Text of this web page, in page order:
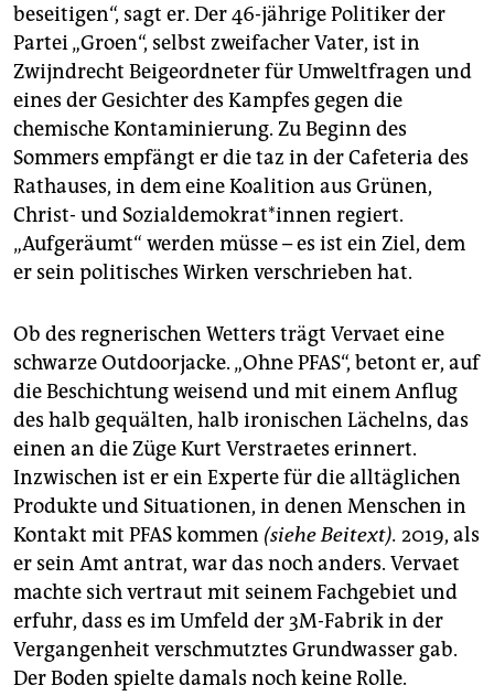
beseitigen“, sagt er. Der 46-jährige Politiker der
Partei „Groen“, selbst zweifacher Vater, ist in
Zwijndrecht Beigeordneter für Umweltfragen und
eines der Gesichter des Kampfes gegen die
chemische Kontaminierung. Zu Beginn des
Sommers empfängt er die taz in der Cafeteria des
Rathauses, in dem eine Koalition aus Grünen,
Christ- und So­zi­al­de­mo­kra­t*in­nen regiert.
„Aufgeräumt“ werden müsse – es ist ein Ziel, dem
er sein politisches Wirken verschrieben hat.
Ob des regnerischen Wetters trägt Vervaet eine
schwarze Outdoorjacke. „Ohne PFAS“, betont er, auf
die Beschichtung weisend und mit einem Anflug
des halb gequälten, halb ironischen Lächelns, das
einen an die Züge Kurt Verstraetes erinnert.
Inzwischen ist er ein Experte für die alltäglichen
Produkte und Situationen, in denen Menschen in
Kontakt mit PFAS kommen (siehe Beitext). 2019, als
er sein Amt antrat, war das noch anders. Vervaet
machte sich vertraut mit seinem Fachgebiet und
erfuhr, dass es im Umfeld der 3M-Fabrik in der
Vergangenheit verschmutztes Grundwasser gab.
Der Boden spielte damals noch keine Rolle.